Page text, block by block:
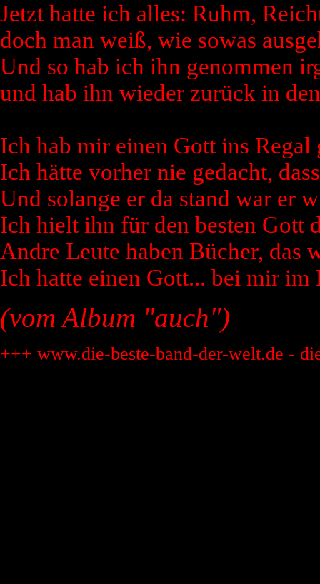
Jetzt hatte ich alles: Ruhm,
doch man weiß, wie sowas
Und so hab ich ihn genommen
und hab ihn wieder zurück in
Ich hab mir einen Gott ins Regal
Ich hätte vorher nie gedacht,
Und solange er da stand war er
Ich hielt ihn für den besten Gott
Andre Leute haben Bücher, das
Ich hatte einen Gott... bei mir im
(vom Album "auch")
+++ www.die-beste-band-der-welt.de -